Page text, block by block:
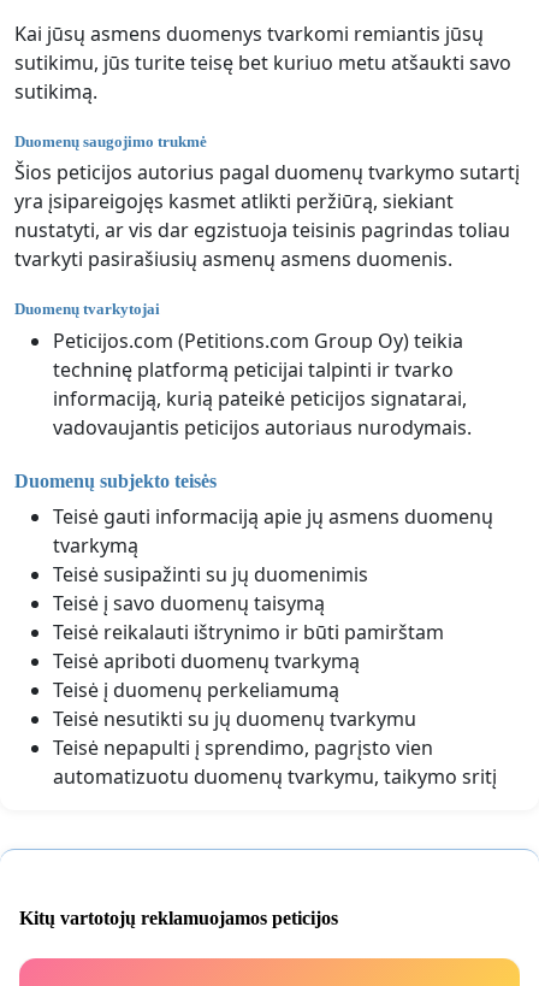
Kai jūsų asmens duomenys tvarkomi remiantis jūsų
sutikimu, jūs turite teisę bet kuriuo metu atšaukti savo
sutikimą.
Duomenų saugojimo trukmė
Šios peticijos autorius pagal duomenų tvarkymo sutartį
yra įsipareigojęs kasmet atlikti peržiūrą, siekiant
nustatyti, ar vis dar egzistuoja teisinis pagrindas toliau
tvarkyti pasirašiusių asmenų asmens duomenis.
Duomenų tvarkytojai
Peticijos.com (Petitions.com Group Oy) teikia
techninę platformą peticijai talpinti ir tvarko
informaciją, kurią pateikė peticijos signatarai,
vadovaujantis peticijos autoriaus nurodymais.
Duomenų subjekto teisės
Teisė gauti informaciją apie jų asmens duomenų
tvarkymą
Teisė susipažinti su jų duomenimis
Teisė į savo duomenų taisymą
Teisė reikalauti ištrynimo ir būti pamirštam
Teisė apriboti duomenų tvarkymą
Teisė į duomenų perkeliamumą
Teisė nesutikti su jų duomenų tvarkymu
Teisė nepapulti į sprendimo, pagrįsto vien
automatizuotu duomenų tvarkymu, taikymo sritį
Kitų vartotojų reklamuojamos peticijos